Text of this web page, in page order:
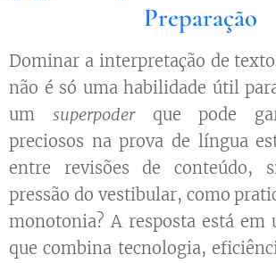
Preparação
Dominar a interpretação de
não é só uma habilidade útil
um superpoderque pode
preciosos na prova de língua
entre revisões de conteúdo,
pressão do vestibular, como
monotonia? A resposta está em
que combina tecnologia,